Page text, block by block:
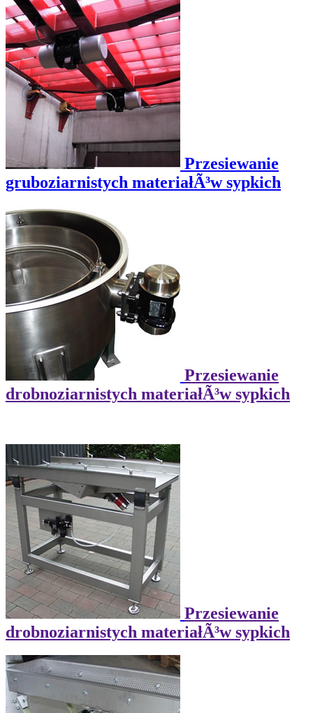
Przesiewanie
gruboziarnistych materiałÃ³w sypkich
Przesiewanie
drobnoziarnistych materiałÃ³w sypkich
Przesiewanie
drobnoziarnistych materiałÃ³w sypkich